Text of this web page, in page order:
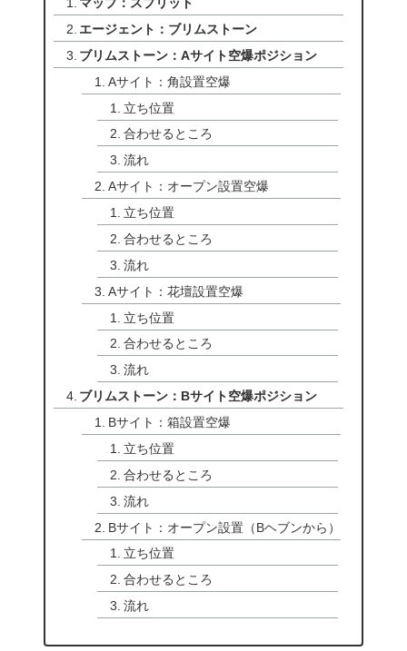
エージェント：ブリムストーン
ブリムストーン：Aサイト空爆ポジション
Aサイト：角設置空爆
立ち位置
合わせるところ
流れ
Aサイト：オープン設置空爆
立ち位置
合わせるところ
流れ
Aサイト：花壇設置空爆
立ち位置
合わせるところ
流れ
ブリムストーン：Bサイト空爆ポジション
Bサイト：箱設置空爆
立ち位置
合わせるところ
流れ
Bサイト：オープン設置（Bヘブンから）
立ち位置
合わせるところ
流れ